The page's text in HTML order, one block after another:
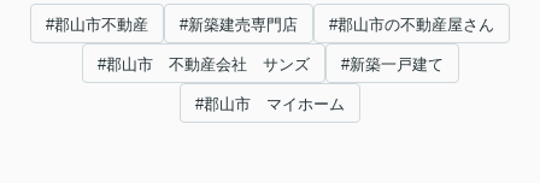
#郡山市不動産 #新築建売専門店 #郡山市の不動産屋さん
#郡山市 不動産会社 サンズ #新築一戸建て
#郡山市 マイホーム